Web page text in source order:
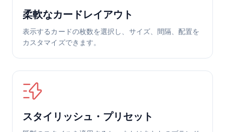
柔軟なカードレイアウト
表示するカードの枚数を選択し、サイズ、間隔、配置を
カスタマイズできます。
スタイリッシュ・プリセット